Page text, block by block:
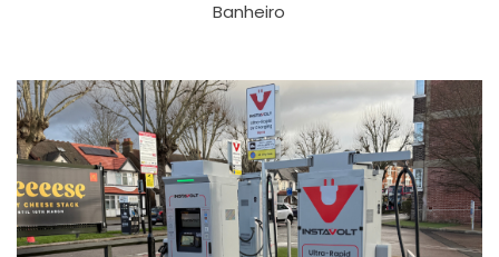
Banheiro